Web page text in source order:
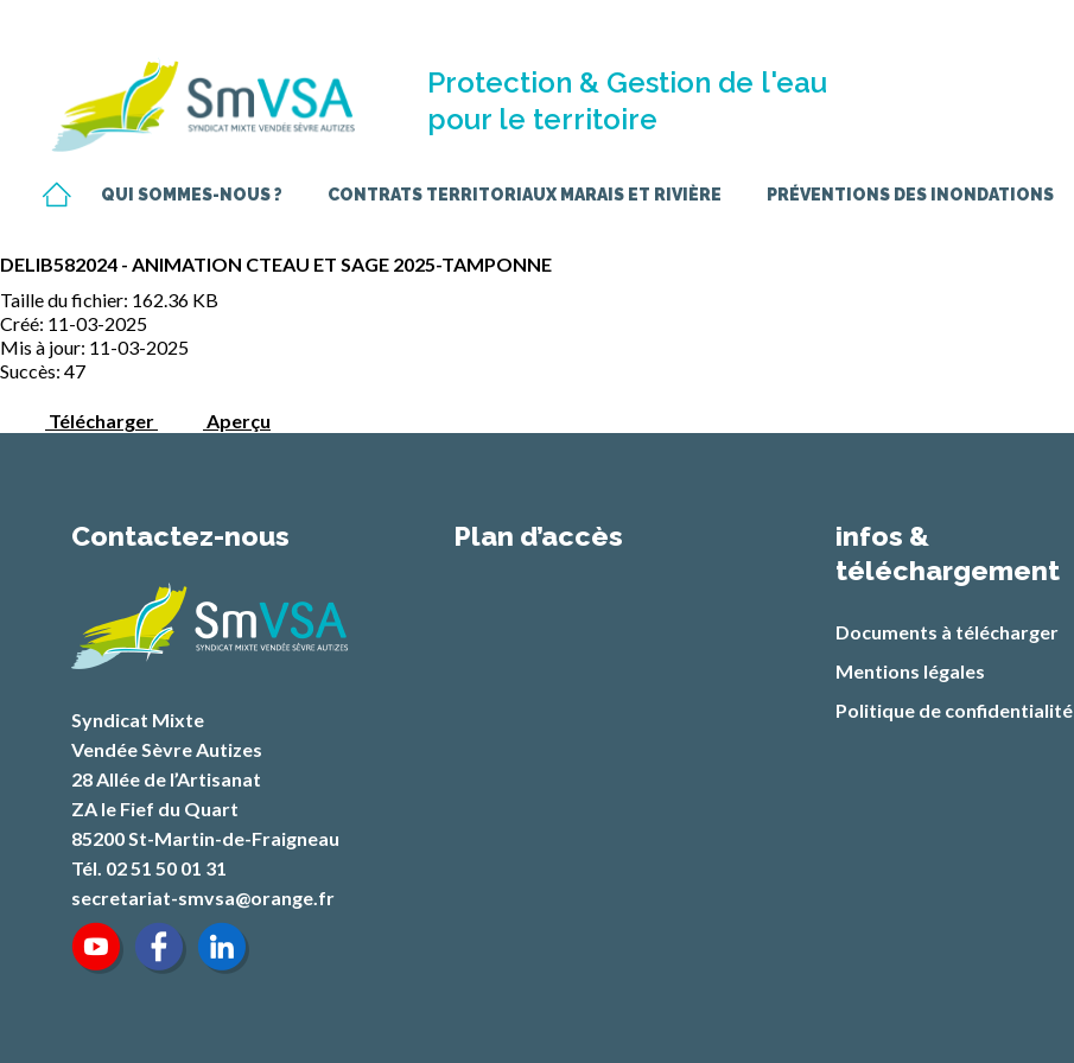
Protection & Gestion de l'eau
pour le territoire
QUI SOMMES-NOUS ? CONTRATS TERRITORIAUX MARAIS ET RIVIÈRE PRÉVENTIONS DES INONDATIONS
DELIB582024 - ANIMATION CTEAU ET SAGE 2025-TAMPONNE
Taille du fichier: 162.36 KB
Créé: 11-03-2025
Mis à jour: 11-03-2025
Succès: 47
Télécharger Aperçu
Contactez-nous
Syndicat Mixte
Vendée Sèvre Autizes
28 Allée de l’Artisanat
ZA le Fief du Quart
85200 St-Martin-de-Fraigneau
Tél. 02 51 50 01 31
secretariat-smvsa@orange.fr
Plan d’accès
infos &
téléchargement
Documents à télécharger
Mentions légales
Politique de confidentialité